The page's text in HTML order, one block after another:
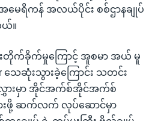
ကန် အလယ်ပိုင်း စစ်ဌာနချုပ်
ယ်။
းတိုက်ခိုက်မှုကြောင့် အူစမာ အယ် မူ
သေဆုံးသွားခဲ့ကြောင်း သတင်း
ားမှာ အိုင်အက်စ်အိုင်အက်စ်
းဖို့ ဆက်လက် လုပ်ဆောင်မှာ